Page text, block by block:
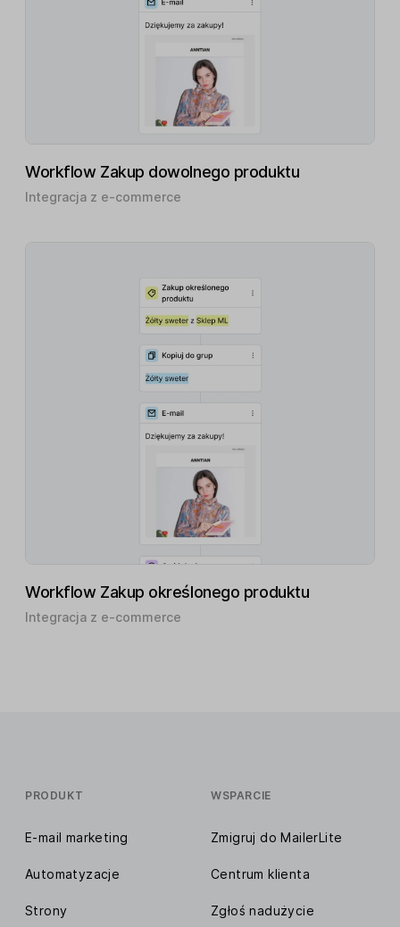
Workflow Zakup dowolnego produktu
Integracja z e-commerce
Workflow Zakup określonego produktu
Integracja z e-commerce
PRODUKT
E-mail marketing
Automatyzacje
Strony
WSPARCIE
Zmigruj do MailerLite
Centrum klienta
Zgłoś nadużycie